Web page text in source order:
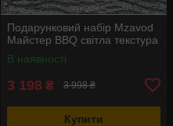
Подарунковий набір Mzavod
Майстер BBQ світла текстура
В наявності
3 198 ₴ 3 998 ₴
Купити